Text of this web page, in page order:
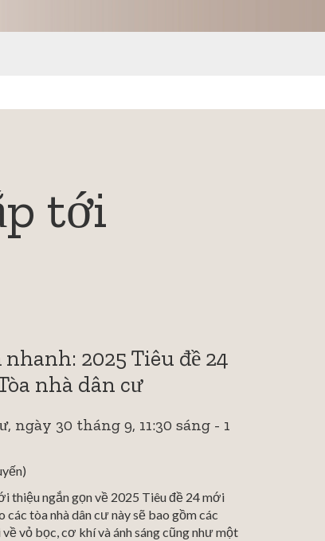
tới
nhanh: 2025 Tiêu đề 24
nhà dân cư
ngày 30 tháng 9, 11:30 sáng - 1
thiệu ngắn gọn về 2025 Tiêu đề 24 mới
các tòa nhà dân cư này sẽ bao gồm các
vỏ bọc, cơ khí và ánh sáng cũng như một